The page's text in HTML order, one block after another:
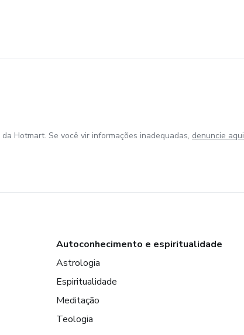
Hotmart. Se você vir informações inadequadas, denuncie aqui
Autoconhecimento e espiritualidade
Astrologia
Espiritualidade
Meditação
Teologia